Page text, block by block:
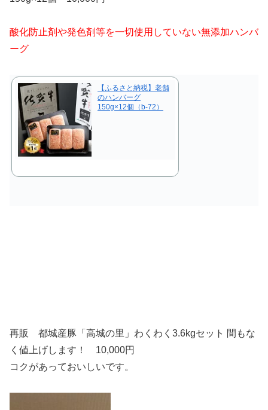
酸化防止剤や発色剤等を一切使用していない無添加ハンバ
ーグ
【ふるさと納税】老舗
のハンバーグ
150g×12個（b-72）
再販 都城産豚「高城の里」わくわく3.6kgセット 間もな
く値上げします！ 10,000円
コクがあっておいしいです。